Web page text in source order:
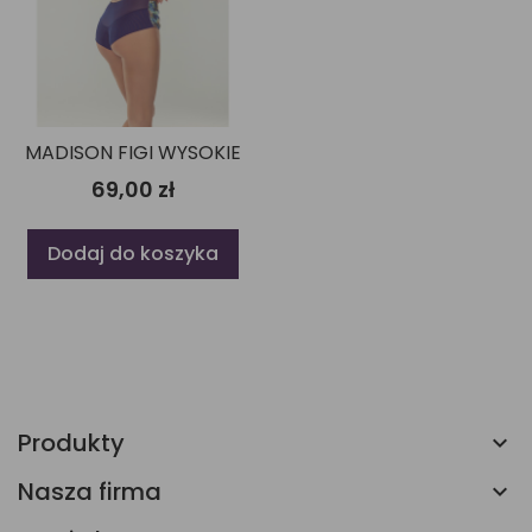
MADISON FIGI WYSOKIE
69,00 zł
Dodaj do koszyka
Produkty
Nasza firma